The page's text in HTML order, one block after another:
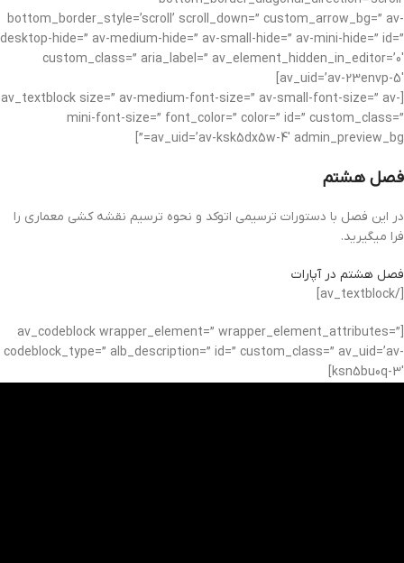
bottom_border_style=’scroll’ scroll_down=” custom_arrow_bg=” av-
desktop-hide=” av-medium-hide=” av-small-hide=” av-mini-hide=” id=”
custom_class=” aria_label=” av_element_hidden_in_editor=’0′
av_uid=’av-23envp-5′]
[av_textblock size=” av-medium-font-size=” av-small-font-size=” av-
mini-font-size=” font_color=” color=” id=” custom_class=”
av_uid=’av-ksk5dx5w-4′ admin_preview_bg=”]
فصل هشتم
در این فصل با دستورات ترسیمی اتوکد و نحوه ترسیم نقشه کشی معماری را
فرا میگیرید.
فصل هشتم در آپارات
[/av_textblock]
[av_codeblock wrapper_element=” wrapper_element_attributes=”
codeblock_type=” alb_description=” id=” custom_class=” av_uid=’av-
ksn5bu0q-3′]